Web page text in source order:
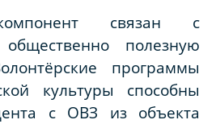
связан с
полезную
программы
культуры способны
с ОВЗ из объекта